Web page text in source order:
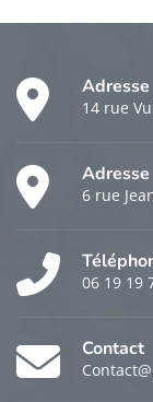
Adresse
14 rue
Adresse
6 rue
06 19 19
Contact